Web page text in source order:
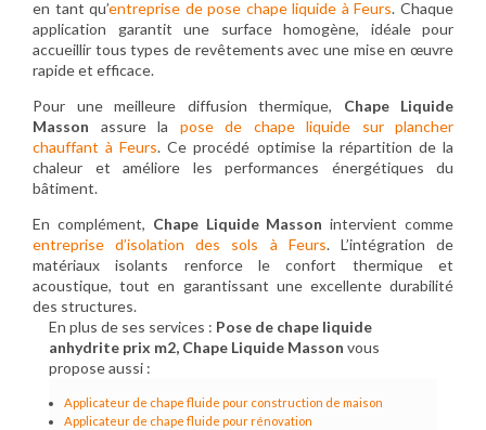
en tant qu’entreprise de pose chape liquide à Feurs. Chaque
application garantit une surface homogène, idéale pour
accueillir tous types de revêtements avec une mise en œuvre
rapide et efficace.
Pour une meilleure diffusion thermique, Chape Liquide
Masson assure la pose de chape liquide sur plancher
chauffant à Feurs. Ce procédé optimise la répartition de la
chaleur et améliore les performances énergétiques du
bâtiment.
En complément, Chape Liquide Masson intervient comme
entreprise d’isolation des sols à Feurs. L’intégration de
matériaux isolants renforce le confort thermique et
acoustique, tout en garantissant une excellente durabilité
des structures.
En plus de ses services : Pose de chape liquide
anhydrite prix m2, Chape Liquide Masson vous
propose aussi :
Applicateur de chape fluide pour construction de maison
Applicateur de chape fluide pour rénovation